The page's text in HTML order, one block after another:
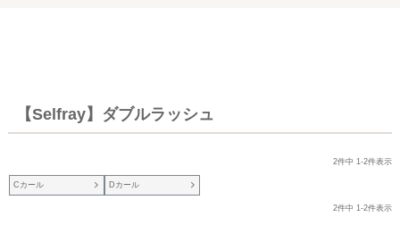
【Selfray】ダブルラッシュ
2件中 1-2件表示
Cカール Dカール
2件中 1-2件表示